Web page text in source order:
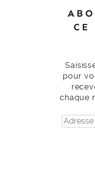
CE
pour
chaque
Adresse
e-